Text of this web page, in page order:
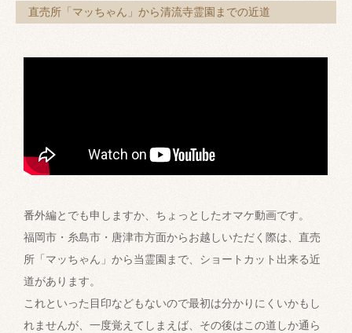
直売所「マッちゃん」から清流寺霊園までの近道
番外編とでも申しますか、ちょっとしたオマケ動画です。
福岡市・糸島市・唐津市方面からお越しいただく際は、直売
所「マッちゃん」から当霊園まで、ショートカット出来る近
道があります。
これといった目印などもないので最初は分かりにくいかもし
れませんが、一度覚えてしまえば、その後はこの道しか通ら